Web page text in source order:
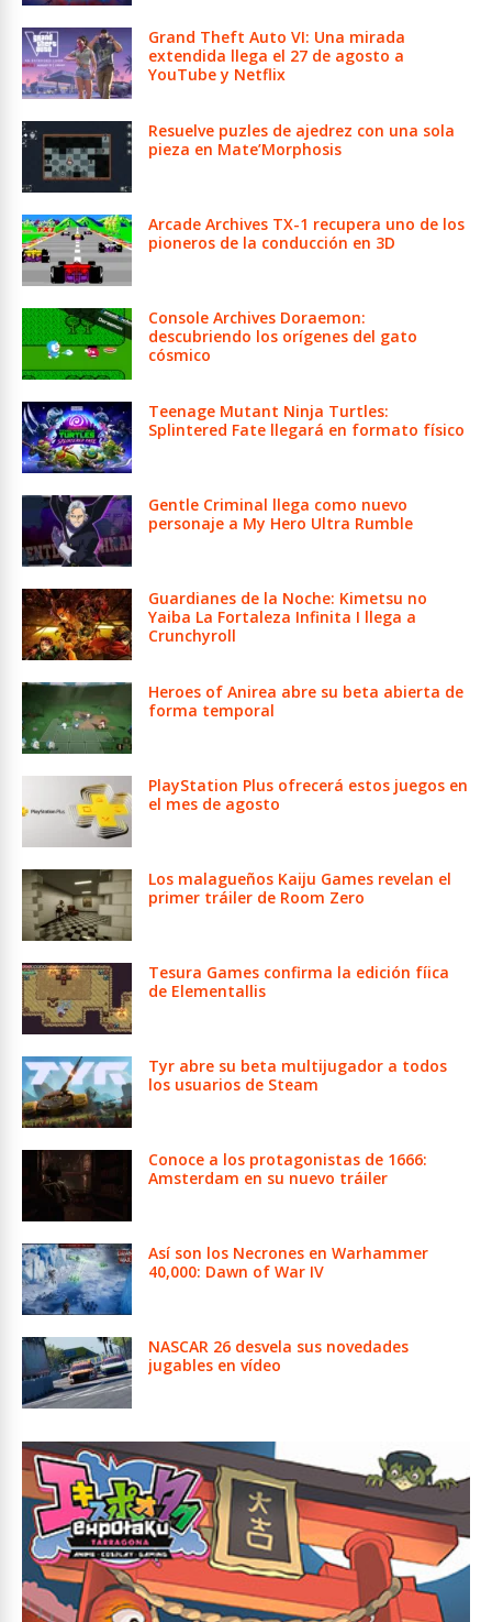
Grand Theft Auto VI: Una mirada
extendida llega el 27 de agosto a
YouTube y Netflix
Resuelve puzles de ajedrez con una sola
pieza en Mate’Morphosis
Arcade Archives TX-1 recupera uno de los
pioneros de la conducción en 3D
Console Archives Doraemon:
descubriendo los orígenes del gato
cósmico
Teenage Mutant Ninja Turtles:
Splintered Fate llegará en formato físico
Gentle Criminal llega como nuevo
personaje a My Hero Ultra Rumble
Guardianes de la Noche: Kimetsu no
Yaiba La Fortaleza Infinita I llega a
Crunchyroll
Heroes of Anirea abre su beta abierta de
forma temporal
PlayStation Plus ofrecerá estos juegos en
el mes de agosto
Los malagueños Kaiju Games revelan el
primer tráiler de Room Zero
Tesura Games confirma la edición fíica
de Elementallis
Tyr abre su beta multijugador a todos
los usuarios de Steam
Conoce a los protagonistas de 1666:
Amsterdam en su nuevo tráiler
Así son los Necrones en Warhammer
40,000: Dawn of War IV
NASCAR 26 desvela sus novedades
jugables en vídeo